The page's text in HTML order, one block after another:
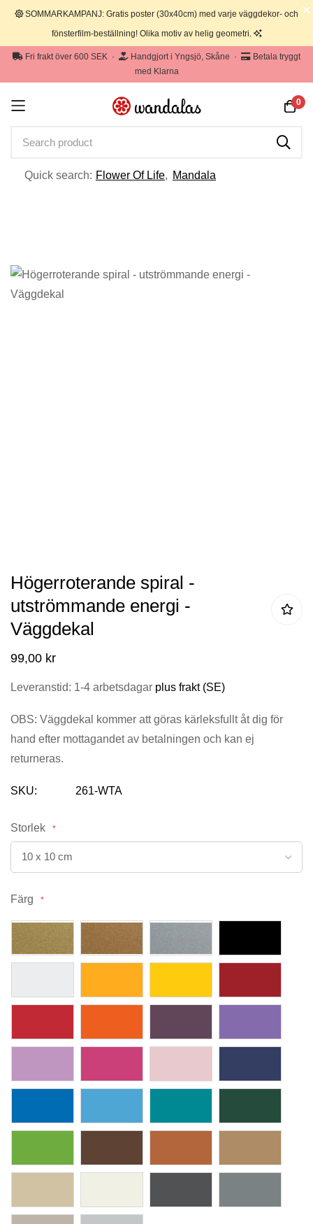
SOMMARKAMPANJ: Gratis poster (30x40cm) med varje väggdekor- och
fönsterfilm-beställning! Olika motiv av helig geometri.
Fri frakt över 600 SEK · Handgjort i Yngsjö, Skåne ·
Betala tryggt
med Klarna
Quick search: Flower Of Life, Mandala
0
Hoppa
till
till
början
av
Högerroterande spiral -
utströmmande energi -
Väggdekal
99,00 kr
Leveranstid: 1-4 arbetsdagar plus frakt (SE)
OBS: Väggdekal kommer att göras kärleksfullt åt dig för
hand efter mottagandet av betalningen och kan ej
returneras.
SKU 261-WTA
Storlek
Färg